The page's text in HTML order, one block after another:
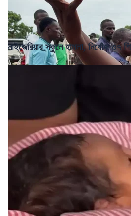
নাইজেরিয়ার স্কুলে হামলা, নিখোঁজ ৩৭